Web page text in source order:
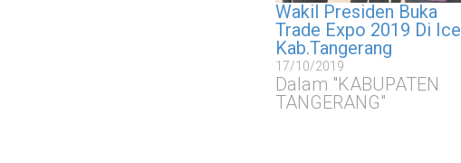
Wakil Presiden Buka
Trade Expo 2019 Di Ice
Kab.Tangerang
17/10/2019
Dalam "KABUPATEN
TANGERANG"